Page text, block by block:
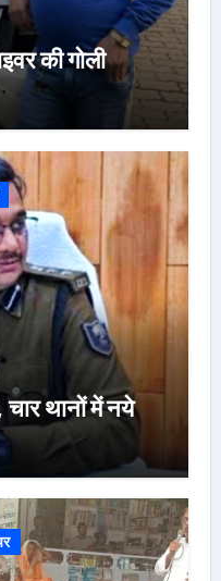
की गोली
थानों में नये